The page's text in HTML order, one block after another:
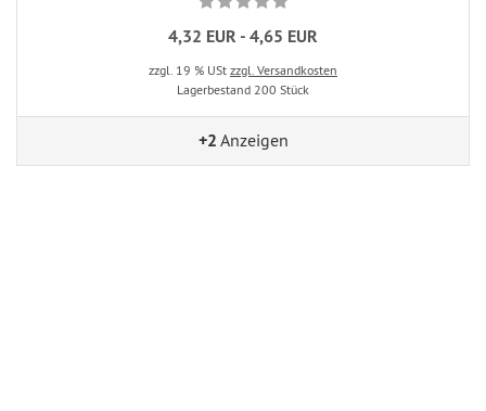
4,32 EUR - 4,65 EUR
zzgl. 19 % USt zzgl. Versandkosten
Lagerbestand 200 Stück
+2 Anzeigen